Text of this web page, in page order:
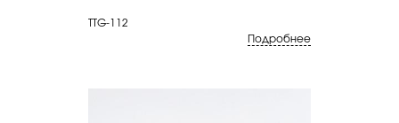
TTG-112
Подробнее